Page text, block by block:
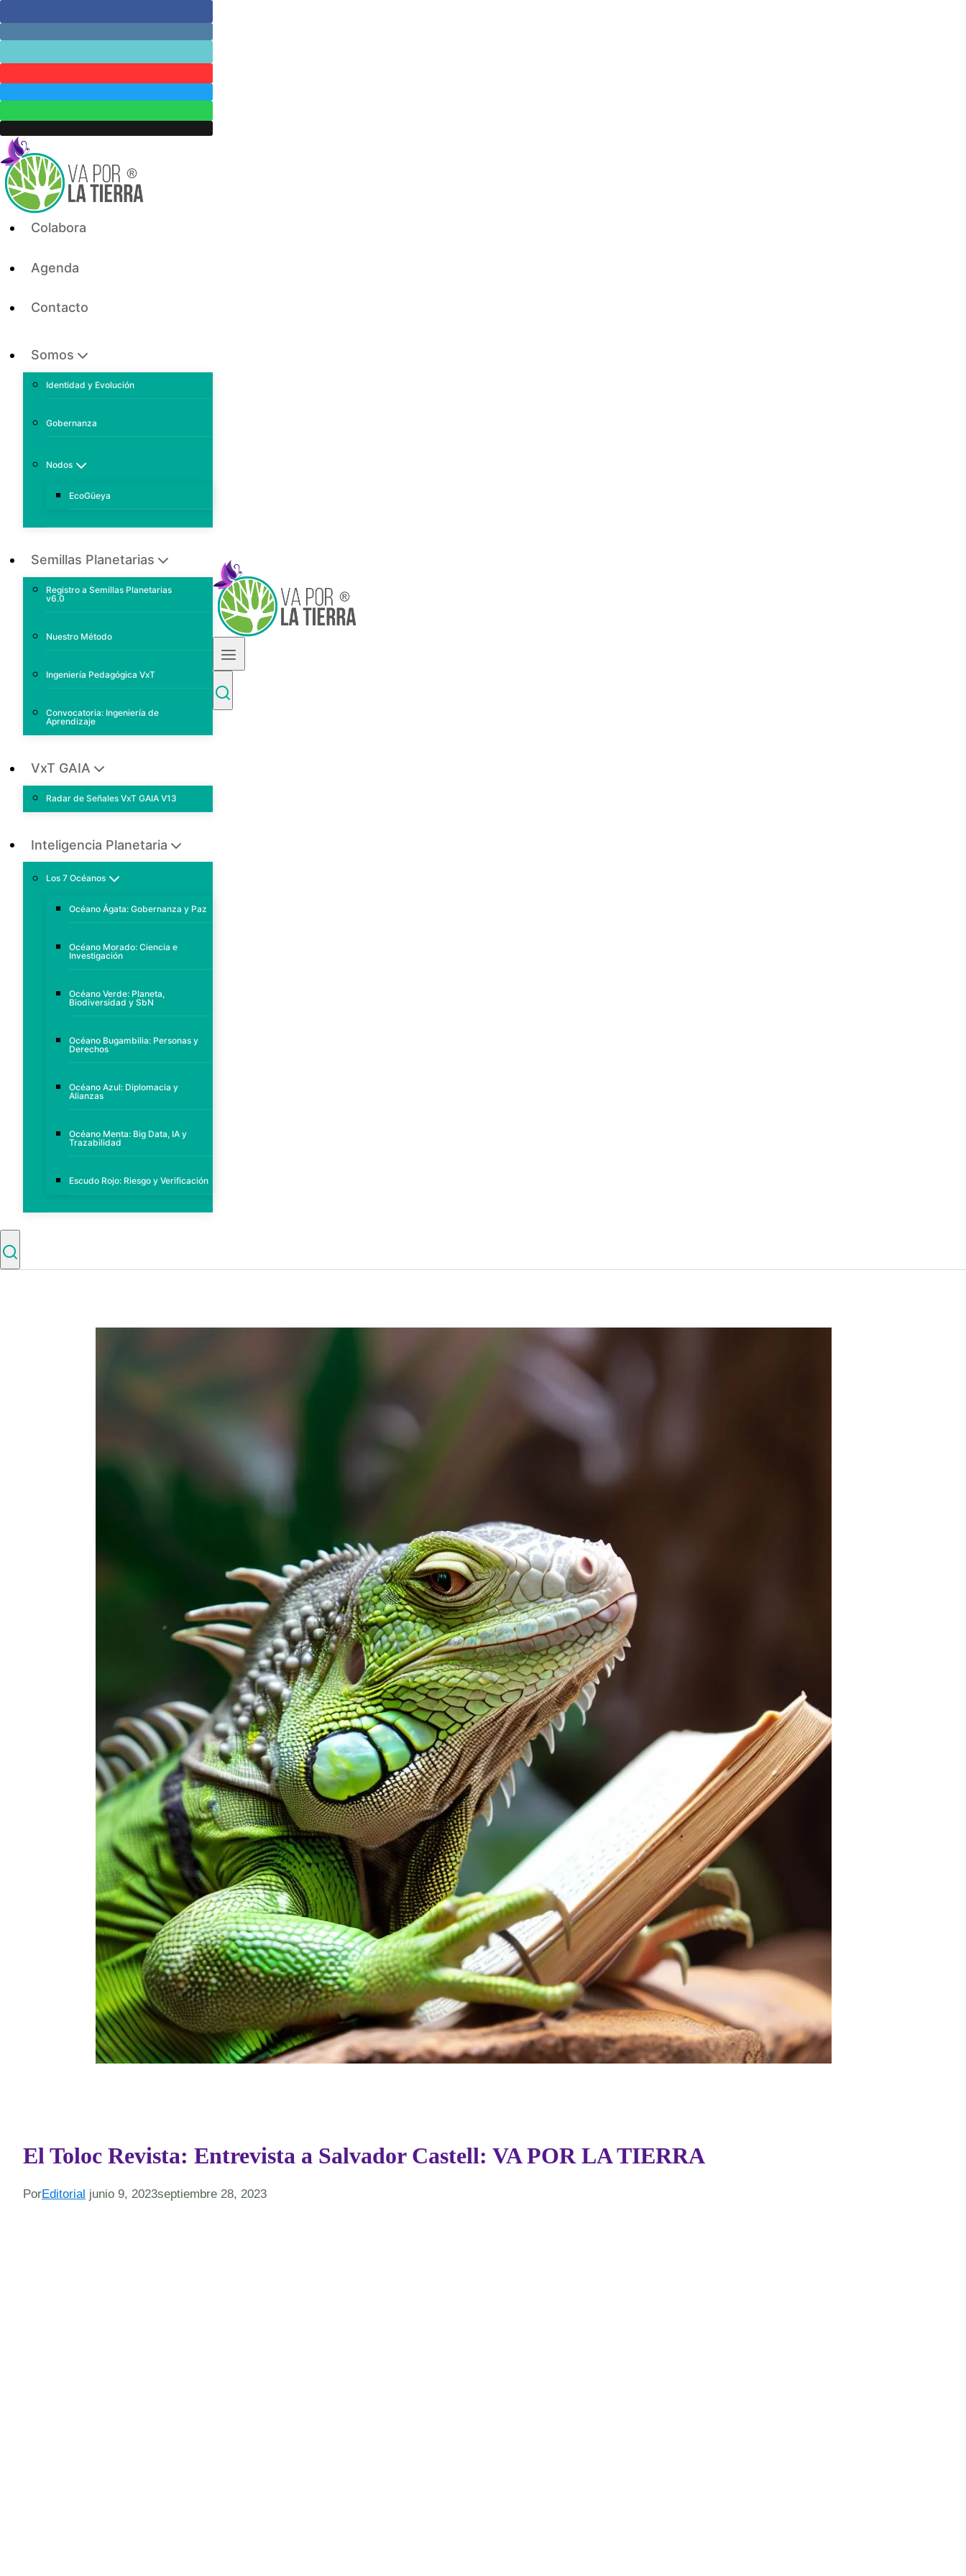
to
Colabora
Agenda
Contacto
Somos
Identidad y Evolución
Gobernanza
Nodos
EcoGüeya
Semillas Planetarias
Registro a Semillas Planetarias
v6.0
Nuestro Método
Ingeniería Pedagógica VxT
Convocatoria: Ingeniería de
Aprendizaje
VxT GAIA
Radar de Señales VxT GAIA V13
Inteligencia Planetaria
Los 7 Océanos
Océano Ágata: Gobernanza y Paz
Océano Morado: Ciencia e
Investigación
Océano Verde: Planeta,
Biodiversidad y SbN
Océano Bugambilia: Personas y
Derechos
Océano Azul: Diplomacia y
Alianzas
Océano Menta: Big Data, IA y
Trazabilidad
Escudo Rojo: Riesgo y Verificación
El Toloc Revista: Entrevista a Salvador Castell: VA POR LA TIERRA
PorEditorial junio 9, 2023septiembre 28, 2023